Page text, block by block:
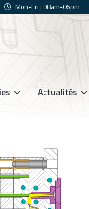
Mon-Fri : 08am-06pm
Actualités